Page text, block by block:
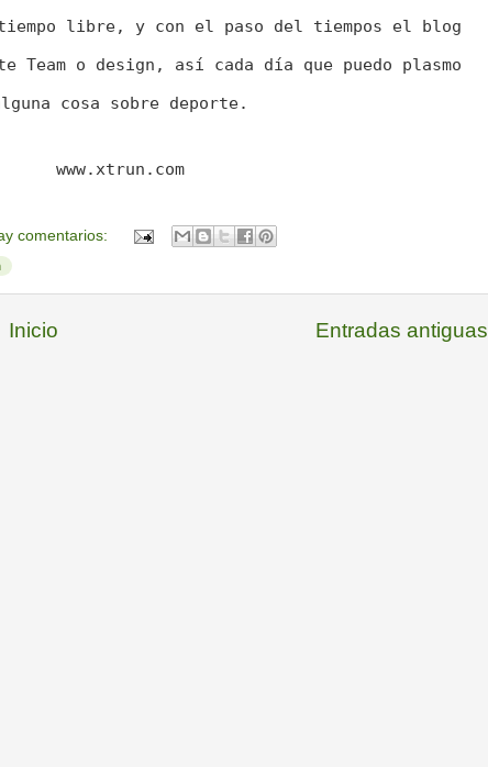
libre, y con el paso del tiempos el blog
Team o design, así cada día que puedo plasmo
cosa sobre deporte.
www.xtrun.com
comentarios:
Entradas antiguas
Inicio